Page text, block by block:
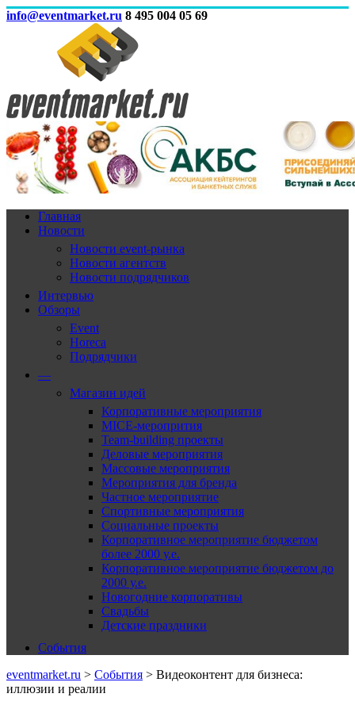
info@eventmarket.ru 8 495 004 05 69
Главная
Новости
Новости event-рынка
Новости агентств
Новости подрядчиков
Интервью
Обзоры
Event
Horeca
Подрядчики
—
Магазин идей
Корпоративные мероприятия
MICE-меропрития
Team-building проекты
Деловые мероприятия
Массовые мероприятия
Мероприятия для бренда
Частное мероприятие
Спортивные мероприятия
Социальные проекты
Корпоративное мероприятие бюджетом
более 2000 у.е.
Корпоративное мероприятие бюджетом до
2000 у.е.
Новогодние корпоративы
Свадьбы
Детские праздники
События
eventmarket.ru > События > Видеоконтент для бизнеса:
иллюзии и реалии